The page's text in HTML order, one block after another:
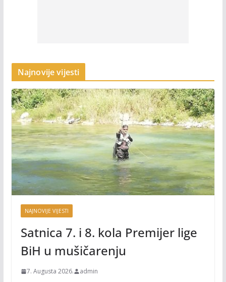
Najnovije vijesti
NAJNOVIJE VIJESTI
Satnica 7. i 8. kola Premijer lige
BiH u mušičarenju
7. Augusta 2026. admin